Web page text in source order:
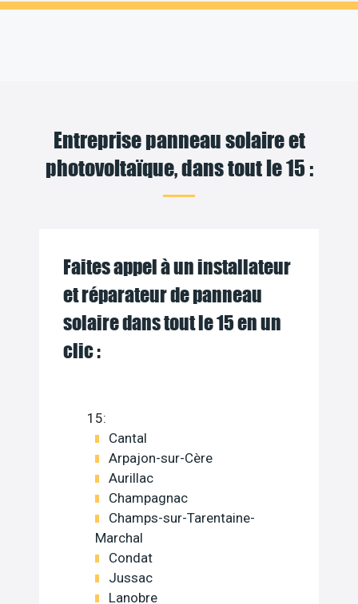
Entreprise panneau solaire et
photovoltaïque, dans tout le 15 :
Faites appel à un installateur
et réparateur de panneau
solaire dans tout le 15 en un
clic :
15:
Cantal
Arpajon-sur-Cère
Aurillac
Champagnac
Champs-sur-Tarentaine-
Marchal
Condat
Jussac
Lanobre